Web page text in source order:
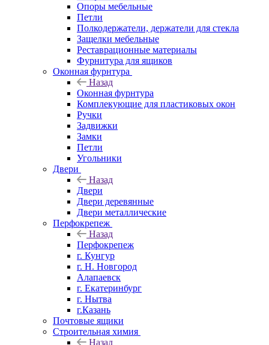
Опоры мебельные
Петли
Полкодержатели, держатели для стекла
Защелки мебельные
Реставрационные материалы
Фурнитура для ящиков
Оконная фурнтура
Назад
Оконная фурнтура
Комплекующие для пластиковых окон
Ручки
Задвижки
Замки
Петли
Угольники
Двери
Назад
Двери
Двери деревянные
Двери металлические
Перфокрепеж
Назад
Перфокрепеж
г. Кунгур
г. Н. Новгород
Алапаевск
г. Екатеринбург
г. Нытва
г.Казань
Почтовые ящики
Строительная химия
Назад